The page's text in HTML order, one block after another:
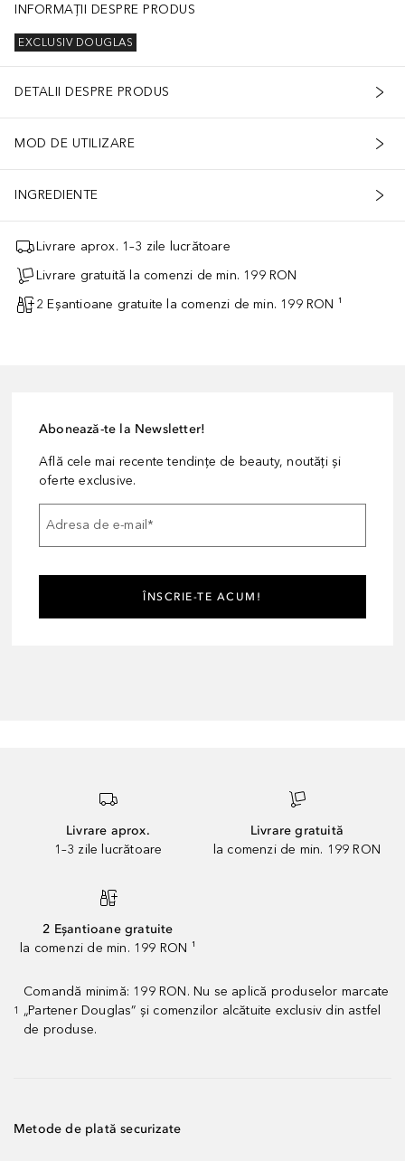
INFORMAȚII DESPRE PRODUS
EXCLUSIV DOUGLAS
DETALII DESPRE PRODUS
MOD DE UTILIZARE
INGREDIENTE
Livrare aprox. 1–3 zile lucrătoare
Livrare gratuită la comenzi de min. 199 RON
2 Eșantioane gratuite la comenzi de min. 199 RON ¹
Abonează-te la Newsletter!
Află cele mai recente tendințe de beauty, noutăți și
oferte exclusive.
Adresa de e-mail*
ÎNSCRIE-TE ACUM!
Livrare aprox.
1–3 zile lucrătoare
Livrare gratuită
la comenzi de min. 199 RON
2 Eșantioane gratuite
la comenzi de min. 199 RON ¹
1
Comandă minimă: 199 RON. Nu se aplică produselor marcate
„Partener Douglas” și comenzilor alcătuite exclusiv din astfel
de produse.
Metode de plată securizate